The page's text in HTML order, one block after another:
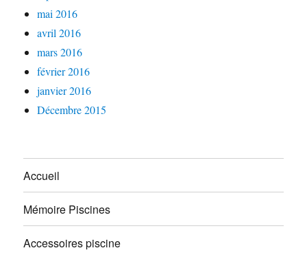
mai 2016
avril 2016
mars 2016
février 2016
janvier 2016
Décembre 2015
Accueil
Mémoire Piscines
Accessoires piscine